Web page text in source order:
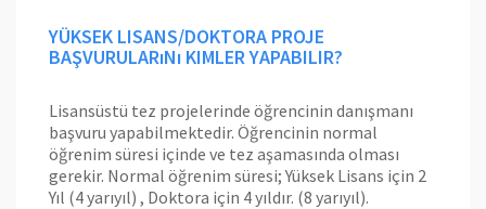
YÜKSEK LISANS/DOKTORA PROJE
BAŞVURULARıNı KIMLER YAPABILIR?
Lisansüstü tez projelerinde öğrencinin danışmanı
başvuru yapabilmektedir. Öğrencinin normal
öğrenim süresi içinde ve tez aşamasında olması
gerekir. Normal öğrenim süresi; Yüksek Lisans için 2
Yıl (4 yarıyıl) , Doktora için 4 yıldır. (8 yarıyıl).